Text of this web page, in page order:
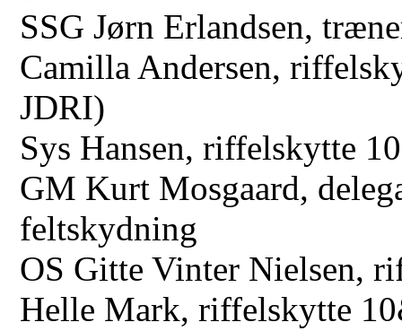
SSG Jørn Erlandsen,
Camilla Andersen,
JDRI)
Sys Hansen, riffelskytte
GM Kurt Mosgaard,
feltskydning
OS Gitte Vinter Nielsen,
Helle Mark, riffelskytte